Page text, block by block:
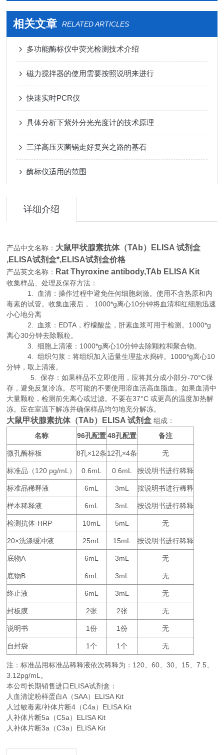
相关文章 RELATED ARTICLES
多功能酶标仪中荧光检测技术介绍
磁力搅拌器的使用需要按照说明来进行
快速实时PCR仪
具体分析下紫外分光光度计的技术原理
三洋高压灭菌锅走好复兴之路的基石
酶标仪适用的范围
详细介绍
产品中文名称： 大鼠甲状腺素抗体（TAb）ELISA 试剂盒
,ELISA试剂盒*,ELISA试剂盒价格
产品英文名称： Rat Thyroxine antibody,TAb ELISA Kit
收集样品、处理及保存方法：
1. 血清：操作过程中避免任何细胞刺激。使用不含热原和内
毒素的试管。收集血液后， 1000*g离心10分钟将血清和红细胞迅速
小心地分离
2. 血浆：EDTA，柠檬酸盐，肝素血浆可用于检测。1000*g
离心30分钟去除颗粒。
3. 细胞上清液：1000*g离心10分钟去除颗粒和聚合物。
4. 组织匀浆：将组织加入适量生理盐水捣碎。1000*g离心10
分钟，取上清液。
5. 保存：如果样品不立即使用，应将其分成小部分-70°C保
存，避免反复冷冻。尽可能的不要使用溶血活高血脂血。如果血清中
大量颗粒，检测前先离心或过滤。不要在37°C 或更高的温度加热解
冻。应在室温下解冻并确保样品均匀地充分解冻。
大鼠甲状腺素抗体（TAb）ELISA 试剂盒组成：
名称
96孔配置 48孔配置 备注
微孔酶标板 8孔×12条 12孔×4条 无
标准品（120 pg/mL ） 0.6mL 0.6mL 按说明书进行稀释
标准品稀释液 6mL 3mL 按说明书进行稀释
样本稀释液 6mL 3mL 按说明书进行稀释
检测抗体-HRP 10mL 5mL 无
20×洗涤缓冲液 25mL 15mL 按说明书进行稀释
底物A 6mL 3mL 无
底物B 6mL 3mL 无
终止液 6mL 3mL 无
封板膜 2张 2张 无
说明书 1份 1份 无
自封袋 1个 1个 无
注：标准品用标准品稀释液依次稀释为： 120、60、30、 15、7.5、
3.12pg/mL。
本公司长期销售进口ELISA试剂盒：
人血清淀粉样蛋白A（SAA）ELISA Kit
人过敏毒素/补体片断4（C4a）ELISA Kit
人补体片断5a（C5a）ELISA Kit
人补体片断3a（C3a）ELISA Kit